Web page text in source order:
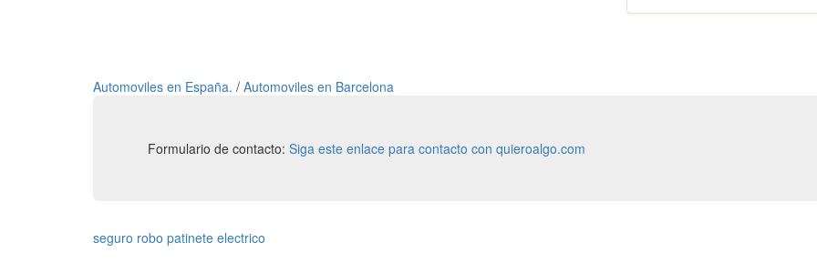
Automoviles en España. / Automoviles en Barcelona
Formulario de contacto: Siga este enlace para contacto con quieroalgo.com
seguro robo patinete electrico